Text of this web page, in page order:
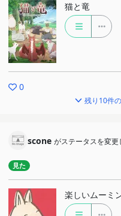
猫と竜
0
残り10件
scone がステータスを変更
見た
楽しいムーミ